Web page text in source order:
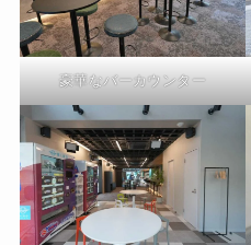
豪華なバーカウンター